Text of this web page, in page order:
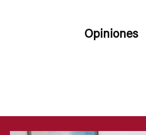
Opiniones